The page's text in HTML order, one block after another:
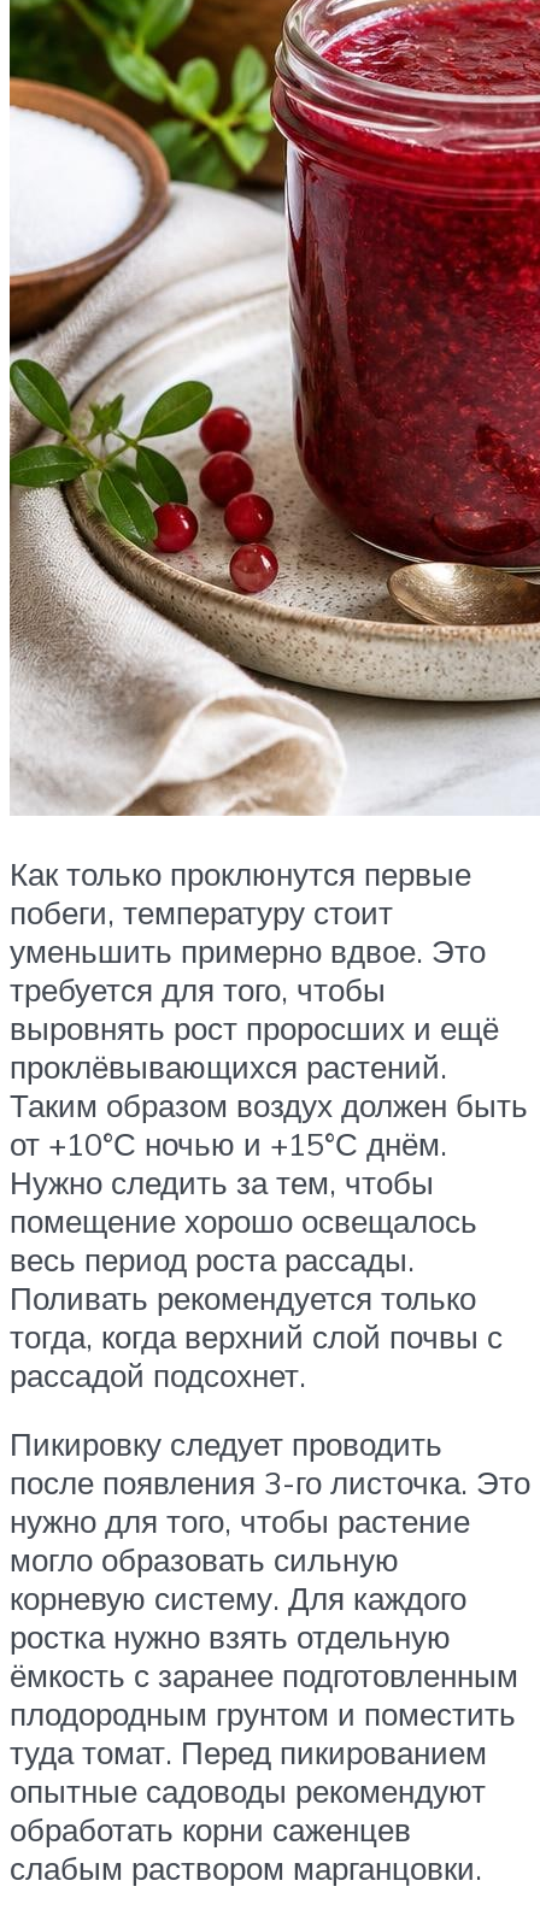
Как только проклюнутся первые
побеги, температуру стоит
уменьшить примерно вдвое. Это
требуется для того, чтобы
выровнять рост проросших и ещё
проклёвывающихся растений.
Таким образом воздух должен быть
от +10°С ночью и +15°С днём.
Нужно следить за тем, чтобы
помещение хорошо освещалось
весь период роста рассады.
Поливать рекомендуется только
тогда, когда верхний слой почвы с
рассадой подсохнет.
Пикировку следует проводить
после появления 3-го листочка. Это
нужно для того, чтобы растение
могло образовать сильную
корневую систему. Для каждого
ростка нужно взять отдельную
ёмкость с заранее подготовленным
плодородным грунтом и поместить
туда томат. Перед пикированием
опытные садоводы рекомендуют
обработать корни саженцев
слабым раствором марганцовки.